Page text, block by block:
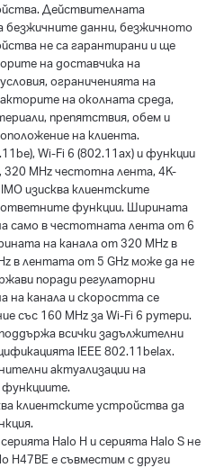
Действителната
безжичните данни, безжичното
не са гарантирани и ще
на доставчика на
ограниченията на
на околната среда,
препятствия, обем и
на клиента.
Wi-Fi 6 (802.11ax) и функции
320 MHz честотна лента, 4K-
изисква клиентските
функции. Ширината
само в честотната лента от 6
на канала от 320 MHz в
в лентата от 5 GHz може да не
поради регулаторни
на канала и скоростта се
със 160 MHz за Wi-Fi 6 рутери.
всички задължителни
IEEE 802.11belax.
актуализации на
клиентските устройства да
Halo H и серията Halo S не
H47BE е съвместим с други